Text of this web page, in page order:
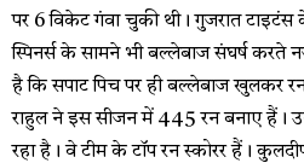
पर 6 विकेट गंवा चुकी थी। गुजरात
स्पिनर्स के सामने भी बल्लेबाज संघर्ष
है कि सपाट पिच पर ही बल्लेबाज खुलकर
राहुल ने इस सीजन में 445 रन बनाए हैं।
रहा है। वे टीम के टॉप रन स्कोरर हैं।